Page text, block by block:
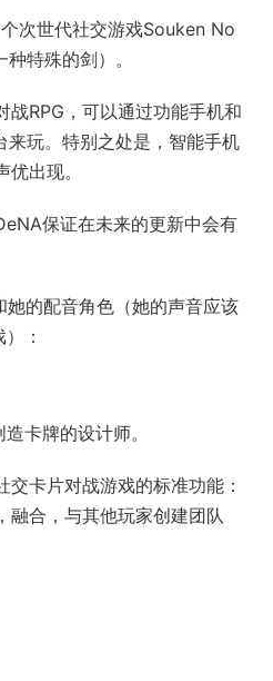
次世代社交游戏Souken No
特殊的剑）。
战RPG，可以通过功能手机和
玩。特别之处是，智能手机
出现。
保证在未来的更新中会有
的配音角色（她的声音应该
：
卡牌的设计师。
卡片对战游戏的标准功能：
融合，与其他玩家创建团队